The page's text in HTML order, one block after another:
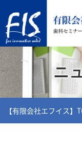
ニ
【有限会社エフイス】